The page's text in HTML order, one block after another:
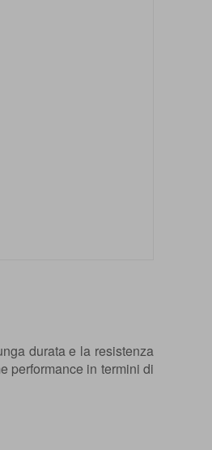
durata e la resistenza
performance in termini di